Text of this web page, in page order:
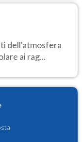
dell'atmosfera
ai rag...